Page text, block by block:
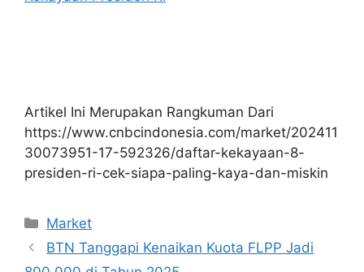
Artikel Ini Merupakan Rangkuman Dari
https://www.cnbcindonesia.com/market/202411
30073951-17-592326/daftar-kekayaan-8-
presiden-ri-cek-siapa-paling-kaya-dan-miskin
Kategori
Market
BTN Tanggapi Kenaikan Kuota FLPP Jadi